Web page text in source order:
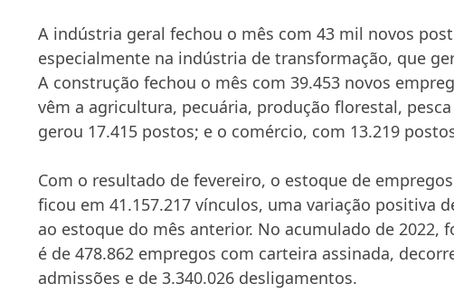
A indústria geral fechou o mês com 43 mil novos
especialmente na indústria de transformação, que
A construção fechou o mês com 39.453 novos
vêm a agricultura, pecuária, produção florestal,
gerou 17.415 postos; e o comércio, com 13.219
Com o resultado de fevereiro, o estoque de
ficou em 41.157.217 vínculos, uma variação positiva
ao estoque do mês anterior. No acumulado de 2022,
é de 478.862 empregos com carteira assinada,
admissões e de 3.340.026 desligamentos.